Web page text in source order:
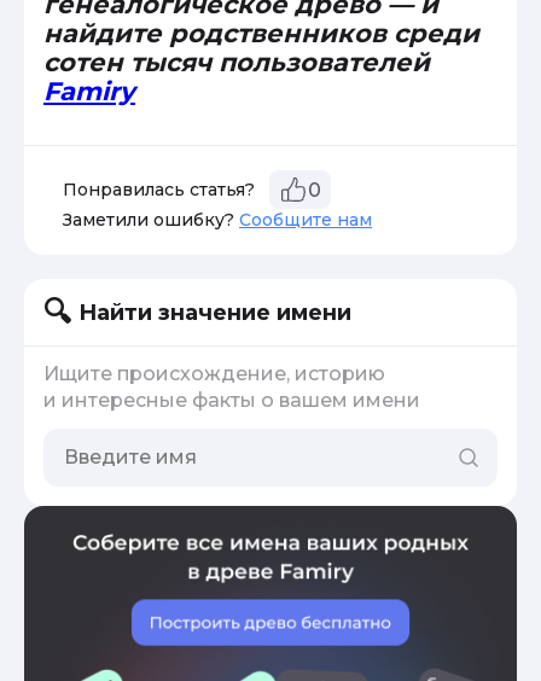
найдите родственников среди
сотен тысяч пользователей
Famiry
Понравилась статья? 0
Заметили ошибку? Сообщите нам
Найти значение имени
Ищите происхождение, историю
и интересные факты о вашем имени